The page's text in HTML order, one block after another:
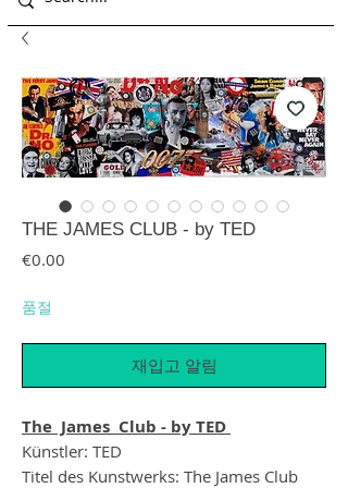
THE JAMES CLUB - by TED
€0.00
품절
재입고 알림
The James Club - by TED
Künstler: TED
Titel des Kunstwerks: The James Club